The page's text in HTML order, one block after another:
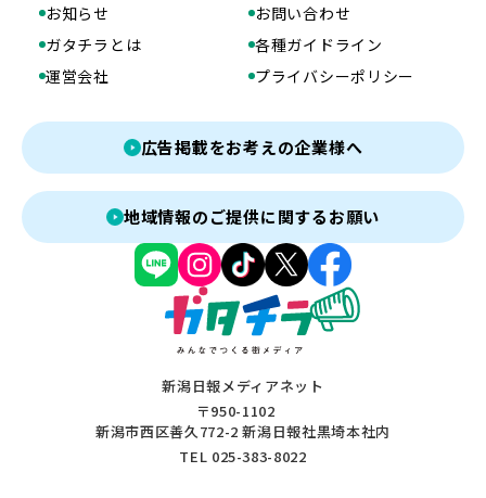
新潟日報メディアネット
〒950-1102
新潟市西区善久772-2 新潟日報社黒埼本社内
TEL 025-383-8022
お知らせ
お問い合わせ
ガタチラとは
各種ガイドライン
運営会社
プライバシーポリシー
広告掲載をお考えの企業様へ
地域情報のご提供に関するお願い